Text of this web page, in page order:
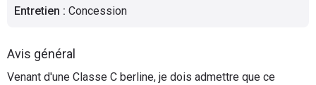
Marques
Entretien : Concession
Avis général
Venant d'une Classe C berline, je dois admettre que ce